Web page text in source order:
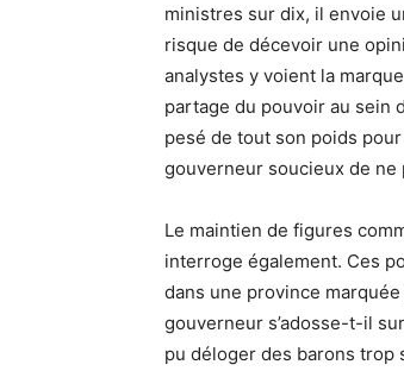
ministres sur dix, il envoie
risque de décevoir une
analystes y voient la
partage du pouvoir au sein
pesé de tout son poids
gouverneur soucieux de ne
Le maintien de figures
interroge également. Ces
dans une province
gouverneur s’adosse-t-il
pu déloger des barons trop